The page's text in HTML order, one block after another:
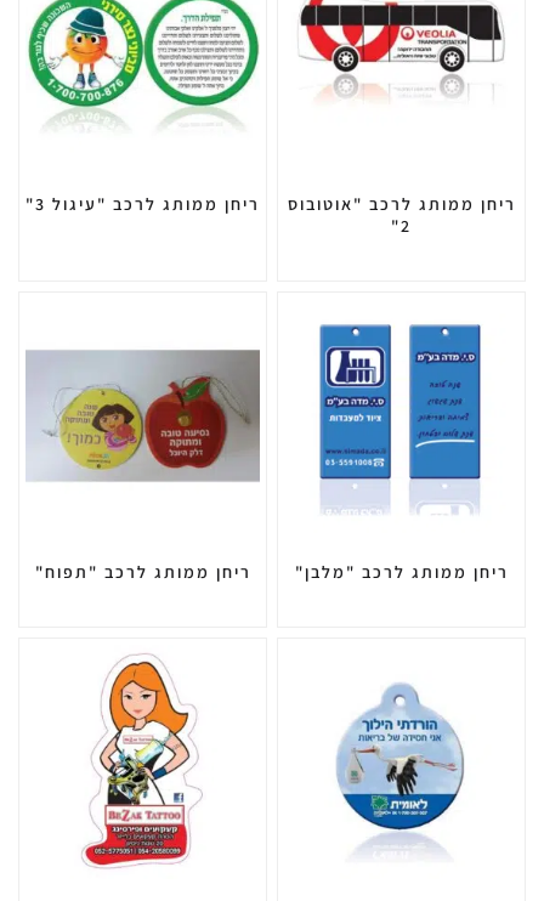
ריחן ממותג לרכב "אוטובוס
2"
ריחן ממותג לרכב "עיגול 3"
ריחן ממותג לרכב "מלבן" ריחן ממותג לרכב "תפוח"